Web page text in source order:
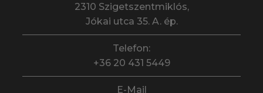
2310 Szigetszentmiklós,
Jókai utca 35. A. ép.
Telefon:
+36 20 431 5449
E-Mail